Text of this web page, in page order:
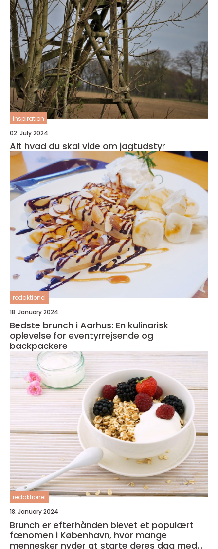
inspiration
02. July 2024
Alt hvad du skal vide om jagtudstyr
redaktionel
18. January 2024
Bedste brunch i Aarhus: En kulinarisk
oplevelse for eventyrrejsende og
backpackere
redaktionel
18. January 2024
Brunch er efterhånden blevet et populært
fænomen i København, hvor mange
mennesker nyder at starte deres dag med